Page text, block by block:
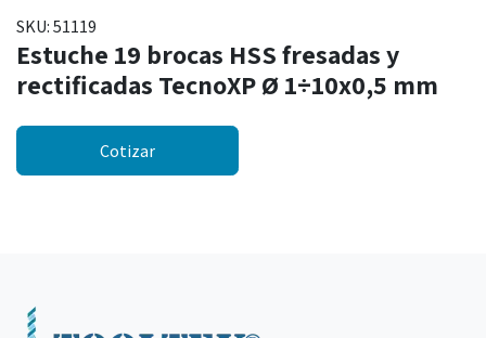
SKU: 51119
Estuche 19 brocas HSS fresadas y
rectificadas TecnoXP Ø 1÷10x0,5 mm
Cotizar